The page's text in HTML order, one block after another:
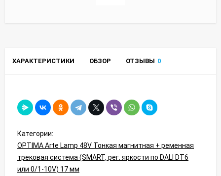
ХАРАКТЕРИСТИКИ ОБЗОР ОТЗЫВЫ 0
Категории:
OPTIMA Arte Lamp 48V Тонкая магнитная + ременная
трековая система (SMART, рег. яркости по DALI DT6
или 0/1-10V) 17 мм